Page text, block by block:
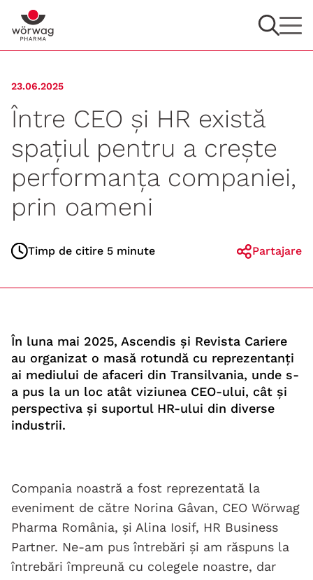
23.06.2025
Între CEO și HR există
spațiul pentru a crește
performanța companiei,
prin oameni
Timp de citire 5 minute Partajare
În luna mai 2025, Ascendis și Revista Cariere
au organizat o masă rotundă cu reprezentanți
ai mediului de afaceri din Transilvania, unde s-
a pus la un loc atât viziunea CEO-ului, cât și
perspectiva și suportul HR-ului din diverse
industrii.
Compania noastră a fost reprezentată la
eveniment de către Norina Gâvan, CEO Wörwag
Pharma România, și Alina Iosif, HR Business
Partner. Ne-am pus întrebări și am răspuns la
întrebări împreună cu colegele noastre, dar